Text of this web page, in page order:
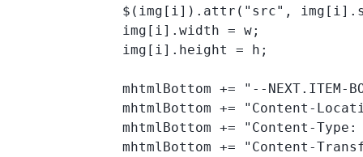
$(img[i]).attr("src",
              img[i].width = w;
              img[i].height = h;
mhtmlBottom += "--NEXT.ITEM-
mhtmlBottom += "Content-
mhtmlBottom += "Content-
mhtmlBottom += "Content-